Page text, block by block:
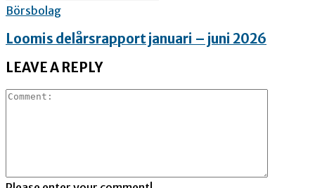
Börsbolag
Loomis delårsrapport januari – juni 2026
LEAVE A REPLY